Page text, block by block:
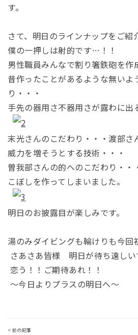
す。
さて、明日のラインナップをご紹
僕の一押しは射的です…！！
男性職員みんなで割り箸鉄砲を作
昔作ったことがあるような無いよ
り・・・
手先の器用さ不器用さが露わに出
末光さんのこだわり・・・渡部さ
威力を増そうとする技術・・・
曽我部さんの的へのこだわり・・
こぼしを作ってしまいました。
明日のお披露目が楽しみです。
湯のみダイビングも輪けりも今回
さあさあ皆様 明日が待ち遠
恋う！！ご期待あれ！！
～今日よりプラスの明日へ～
< 前の記事